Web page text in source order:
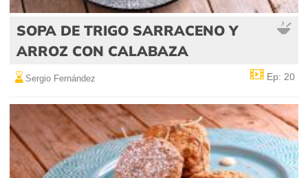
SOPA DE TRIGO SARRACENO Y
ARROZ CON CALABAZA
Sergio Fernández Ep: 20